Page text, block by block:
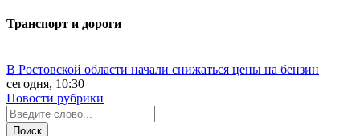
Транспорт и дороги
В Ростовской области начали снижаться цены на бензин
сегодня, 10:30
Новости рубрики